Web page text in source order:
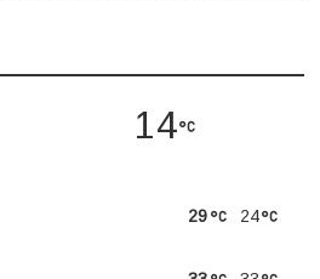
14
24
29